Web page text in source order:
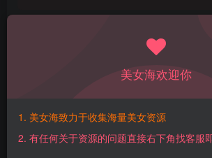
https://pan.baidu.com/s/
pwd=syxn 【提取码】：syxn【解压密码
美女海欢迎你
1. 美女海致力于收集海量美女资源
2. 有任何关于资源的问题直接右下角找客服